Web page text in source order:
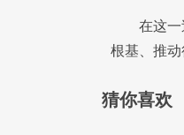
在这一
根基、推
猜你喜欢